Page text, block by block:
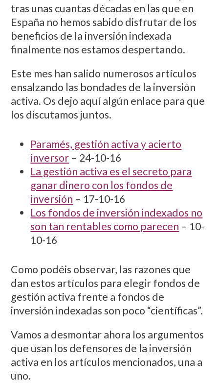
tras unas cuantas décadas en las que en
España no hemos sabido disfrutar de los
beneficios de la inversión indexada
finalmente nos estamos despertando.
Este mes han salido numerosos artículos
ensalzando las bondades de la inversión
activa. Os dejo aquí algún enlace para que
los discutamos juntos.
Paramés, gestión activa y acierto
inversor – 24-10-16
La gestión activa es el secreto para
ganar dinero con los fondos de
inversión – 17-10-16
Los fondos de inversión indexados no
son tan rentables como parecen – 10-
10-16
Como podéis observar, las razones que
dan estos artículos para elegir fondos de
gestión activa frente a fondos de
inversión indexadas son poco “científicas”.
Vamos a desmontar ahora los argumentos
que usan los defensores de la inversión
activa en los artículos mencionados, una a
uno.